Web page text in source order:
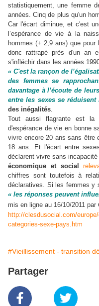
statistiquement, une femme
années. Cinq de plus qu'un
Car l'écart diminue, et c'est
l’espérance de vie à la
hommes (+ 2,9 ans) que
donc rattrapé près d'un an
s'infléchir dans les années
« C'est la rançon de
des femmes se
davantage à l’écoute de
entre les sexes se réduisent
des inégalités.
Tout aussi flagrante est la
d'espérance de vie en bonne
vivre encore 20 ans sans être
18 ans. Et l'écart entre
déclarent vivre sans
économique et social
chiffres sont toutefois à
déclaratives. Si les femmes y
« les réponses peuvent
mis en ligne au 16/10/2011 par
http://clesdusocial.com/
categories-sexe-pays.htm
#Vieillissement - transition
Partager